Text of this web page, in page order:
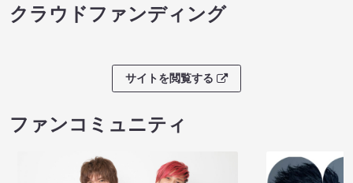
クラウドファンディング
サイトを閲覧する
ファンコミュニティ